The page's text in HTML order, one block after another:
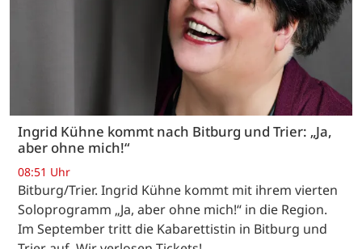
Ingrid Kühne kommt nach Bitburg und Trier: „Ja,
aber ohne mich!“
08:51 Uhr
Bitburg/Trier. Ingrid Kühne kommt mit ihrem vierten
Soloprogramm „Ja, aber ohne mich!“ in die Region.
Im September tritt die Kabarettistin in Bitburg und